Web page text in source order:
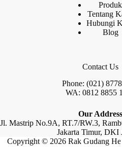
Produk
Tentang
Hubungi
Blog
Contact Us
Phone: (021)
WA: 0812 8855
Our Address
Jl. Mastrip No.9A, RT.7/RW.3,
Jakarta Timur, DKI
Copyright © 2026 Rak Gudang